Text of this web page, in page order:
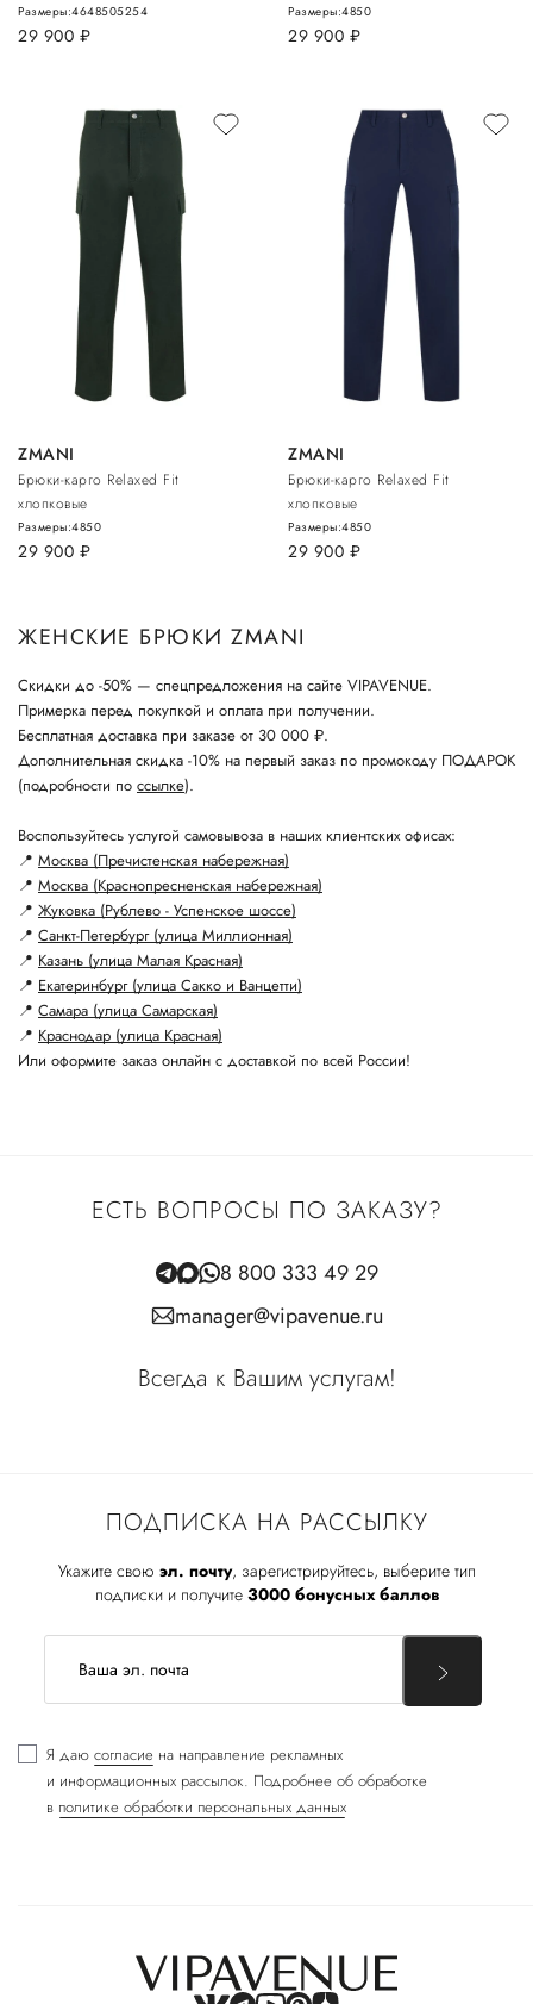
29 900 руб.
Размеры:4648505254
29 900 руб.
Размеры:4850
ZMANI
Брюки-карго Relaxed Fit
хлопковые
29 900 руб.
Размеры:4850
ZMANI
Брюки-карго Relaxed Fit
хлопковые
29 900 руб.
Размеры:4850
ЖЕНСКИЕ БРЮКИ ZMANI
Скидки до -50% — спецпредложения на сайте VIPAVENUE.
Примерка перед покупкой и оплата при получении.
Бесплатная доставка при заказе от 30 000 ₽.
Дополнительная скидка -10% на первый заказ по промокоду ПОДАРОК
(подробности по ссылке).
Воспользуйтесь услугой самовывоза в наших клиентских офисах:
📍 Москва (Пречистенская набережная)
📍 Москва (Краснопресненская набережная)
📍 Жуковка (Рублево - Успенское шоссе)
📍 Санкт-Петербург (улица Миллионная)
📍 Казань (улица Малая Красная)
📍 Екатеринбург (улица Сакко и Ванцетти)
📍 Самара (улица Самарская)
📍 Краснодар (улица Красная)
Или оформите заказ онлайн с доставкой по всей России!
ПОДПИСКА НА РАССЫЛКУ
Укажите свою эл. почту, зарегистрируйтесь, выберите тип
подписки и получите 3000 бонусных баллов
Я даю согласие на направление рекламных
и информационных рассылок. Подробнее об обработке
в политике обработки персональных данных
ЕСТЬ ВОПРОСЫ ПО ЗАКАЗУ?
8 800 333 49 29
manager@vipavenue.ru
Всегда к Вашим услугам!